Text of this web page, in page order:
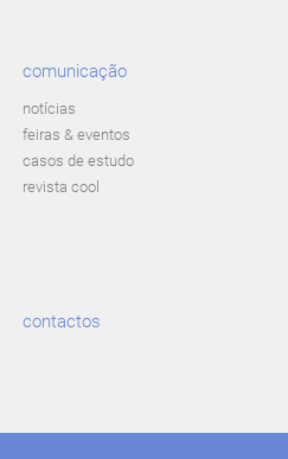
comunicação
notícias
feiras & eventos
casos de estudo
revista cool
contactos